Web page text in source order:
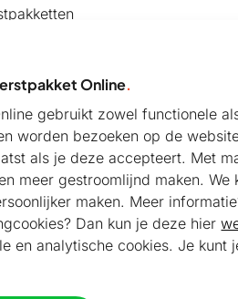
van
Online.
gebruikt zowel functionele
worden bezoeken op de
als je deze accepteert. Met
meer gestroomlijnd maken.
maken. Meer
Dan kun je deze hier
en analytische cookies. Je kunt